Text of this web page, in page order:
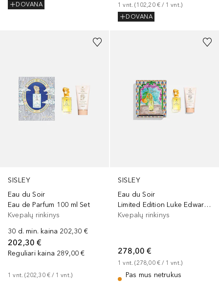
DOVANA
1 vnt. (102,20 € / 1 vnt.)
DOVANA
SISLEY
Eau du Soir
Eau de Parfum 100 ml Set
Kvepalų rinkinys
30 d. min. kaina 202,30 €
202,30 €
Reguliari kaina 289,00 €
1 vnt. (202,30 € / 1 vnt.)
SISLEY
Eau du Soir
Limited Edition Luke Edward Hall Eau de Parfum
Kvepalų rinkinys
278,00 €
1 vnt. (278,00 € / 1 vnt.)
Pas mus netrukus